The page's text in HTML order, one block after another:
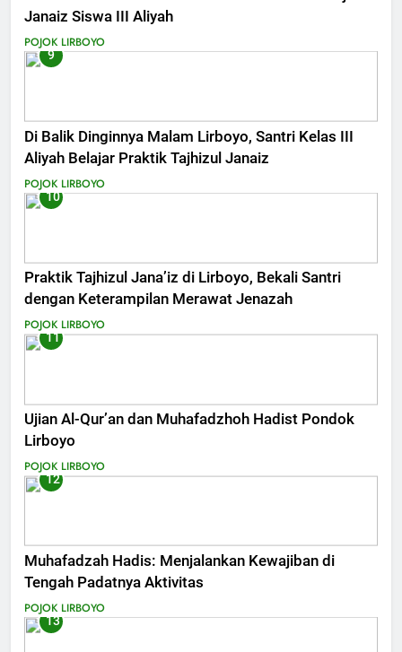
Janaiz Siswa III Aliyah
POJOK LIRBOYO
9
Di Balik Dinginnya Malam Lirboyo, Santri Kelas III
Aliyah Belajar Praktik Tajhizul Janaiz
POJOK LIRBOYO
10
Praktik Tajhizul Jana’iz di Lirboyo, Bekali Santri
dengan Keterampilan Merawat Jenazah
POJOK LIRBOYO
11
Ujian Al-Qur’an dan Muhafadzhoh Hadist Pondok
Lirboyo
POJOK LIRBOYO
12
Muhafadzah Hadis: Menjalankan Kewajiban di
Tengah Padatnya Aktivitas
POJOK LIRBOYO
13